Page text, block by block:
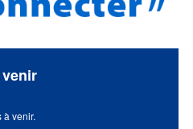
à venir.